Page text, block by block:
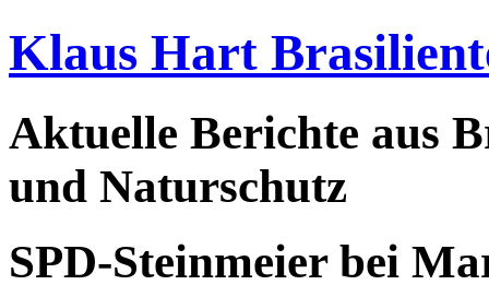
Klaus Hart
Aktuelle Berichte aus
und Naturschutz
SPD-Steinmeier bei